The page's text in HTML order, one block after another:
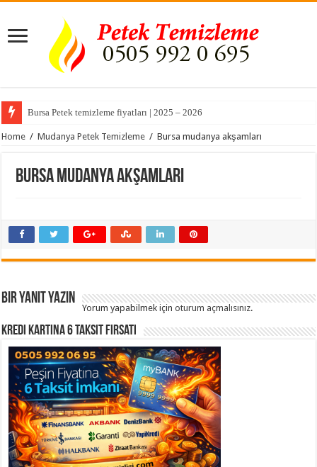
Bursa Petek temizleme fiyatları | 2025 – 2026
Home / Mudanya Petek Temizleme / Bursa mudanya akşamları
Bursa mudanya akşamları
Bir yanıt yazın
Yorum yapabilmek içinoturum açmalısınız.
Kredi Kartına 6 Taksit Fırsatı